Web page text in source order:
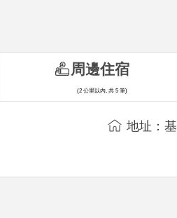
地址：
周邊住宿
(2 公里以內, 共 5 筆)